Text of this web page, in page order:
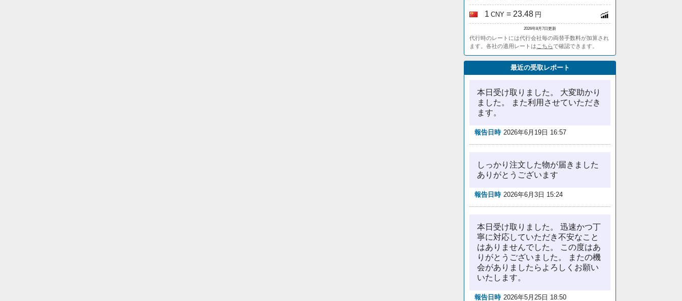
1 CNY = 23.48 円
2026年8月7日更新
代行時のレートには代行会社毎の両替手数料が加算され
ます。各社の適用レートは こちらで確認できます。
最近の受取レポート
本日受け取りました。 大変助かり
ました。 また利用させていただき
ます。
報告日時 2026年6月19日 16:57
しっかり注文した物が届きました
ありがとうございます
報告日時 2026年6月3日 15:24
本日受け取りました。 迅速かつ丁
寧に対応していただき不安なこと
はありませんでした。 この度はあ
りがとうございました。 またの機
会がありましたらよろしくお願い
いたします。
報告日時 2026年5月25日 18:50